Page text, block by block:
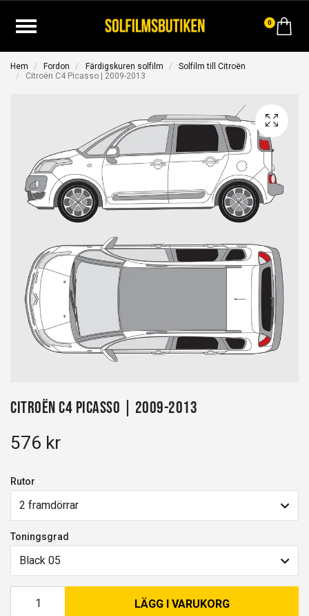
0
Hem Fordon Färdigskuren solfilm
Solfilm till Citroën
Citroën C4 Picasso | 2009-2013
Citroën C4 Picasso | 2009-2013
576 kr
Rutor
2 framdörrar
Toningsgrad
Black 05
LÄGG I VARUKORG